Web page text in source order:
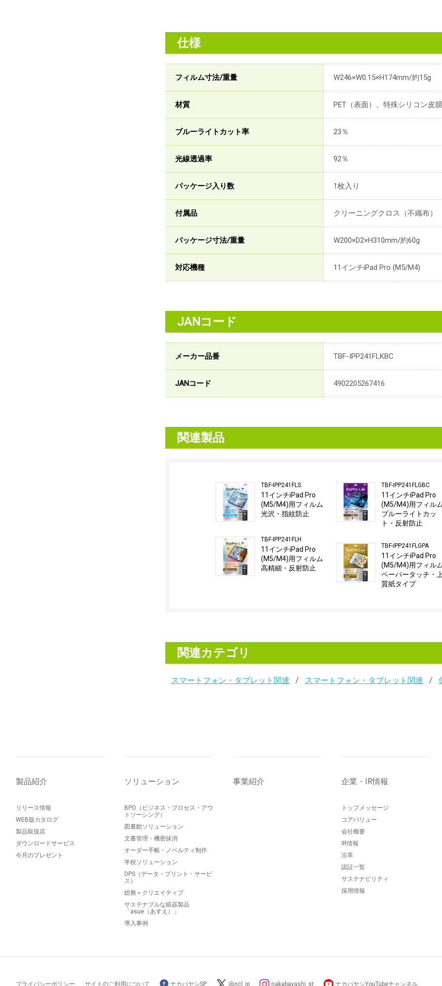
仕様
フィルム寸法/重量 W246×W0.15×H174mm/約15g
材質 PET（表面）、特殊シリコン皮
ブルーライトカット率 23％
光線透過率 92％
パッケージ入り数 1枚入り
付属品 クリーニングクロス（不織布）
パッケージ寸法/重量 W200×D2×H310mm/約60g
対応機種 11インチiPad Pro (M5/M4)
JANコード
メーカー品番 TBF-IPP241FLKBC
JANコード 4902205267416
関連製品
TBF-IPP241FLS
11インチiPad Pro
(M5/M4)用フィルム
光沢・指紋防止
TBF-IPP241FLH
11インチiPad Pro
(M5/M4)用フィルム
高精細・反射防止
TBF-IPP241FLGBC
11インチiPad Pro
(M5/M4)用フィル
ブルーライトカッ
ト・反射防止
TBF-IPP241FLGPA
11インチiPad Pro
(M5/M4)用フィル
ペーパータッチ・
質紙タイプ
関連カテゴリ
スマートフォン・タブレット関連 スマートフォン・タブレット関連
製品紹介
リリース情報
WEB版カタログ
製品取扱店
ダウンロードサービス
今月のプレゼント
ソリューション
BPO（ビジネス・プロセス・アウ
トソーシング）
図書館ソリューション
文書管理・機密抹消
オーダー手帳・ノベルティ制作
学校ソリューション
DPS（データ・プリント・サービ
ス）
総務＋クリエイティブ
サステナブルな紙器製品
「asue（あすえ）」
導入事例
事業紹介 企業・IR情報
トップメッセージ
コアバリュー
会社概要
IR情報
沿革
認証一覧
サステナビリティ
採用情報
プライバシーポリシー サイトのご利用について ナカバヤシSP @ncl_jp nakabayashi_st ナカバヤシYouTubeチャンネル